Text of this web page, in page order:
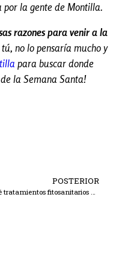
la gente de Montilla.
razones para venir a la
no lo pensaría mucho y
para buscar donde
la Semana Santa!
POSTERIOR